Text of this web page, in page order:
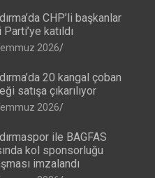
CHP’li başkanlar
Parti’ye katıldı
2026
20 kangal çoban
satışa çıkarılıyor
2026
ile BAGFAS
kol sponsorluğu
imzalandı